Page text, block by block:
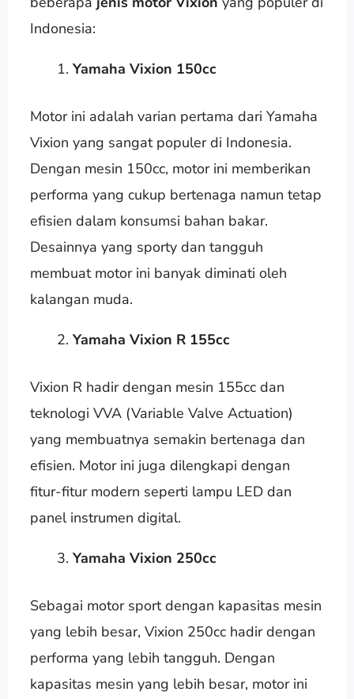
Indonesia:
Yamaha Vixion 150cc
Motor ini adalah varian pertama dari Yamaha
Vixion yang sangat populer di Indonesia.
Dengan mesin 150cc, motor ini memberikan
performa yang cukup bertenaga namun tetap
efisien dalam konsumsi bahan bakar.
Desainnya yang sporty dan tangguh
membuat motor ini banyak diminati oleh
kalangan muda.
Yamaha Vixion R 155cc
Vixion R hadir dengan mesin 155cc dan
teknologi VVA (Variable Valve Actuation)
yang membuatnya semakin bertenaga dan
efisien. Motor ini juga dilengkapi dengan
fitur-fitur modern seperti lampu LED dan
panel instrumen digital.
Yamaha Vixion 250cc
Sebagai motor sport dengan kapasitas mesin
yang lebih besar, Vixion 250cc hadir dengan
performa yang lebih tangguh. Dengan
kapasitas mesin yang lebih besar, motor ini